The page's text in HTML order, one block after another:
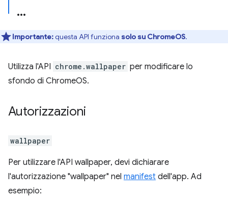
Importante:questa API funziona solo su ChromeOS.
Utilizza l'API chrome.wallpaper per modificare lo
sfondo di ChromeOS.
Autorizzazioni
wallpaper
Per utilizzare l'API wallpaper, devi dichiarare
l'autorizzazione "wallpaper" nel manifest dell'app. Ad
esempio: